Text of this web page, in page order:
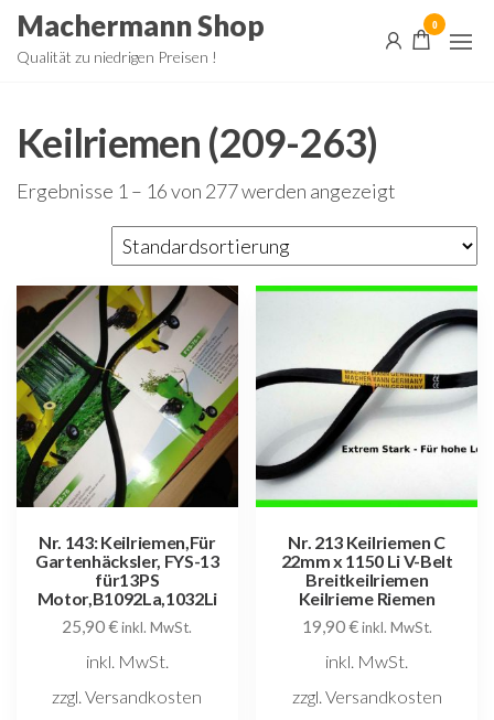
ZumMachermann Shop
Qualität zu niedrigen Preisen !
0
Keilriemen (209-263)
Ergebnisse 1 – 16 von 277 werden angezeigt
Nr. 143: Keilriemen,Für
Gartenhäcksler, FYS-13
für13PS
Motor,B1092La,1032Li
25,90€ inkl. MwSt.
inkl. MwSt.
zzgl. Versandkosten
Nr. 213 Keilriemen C
22mm x 1150 Li V-Belt
Breitkeilriemen
Keilrieme Riemen
19,90€ inkl. MwSt.
inkl. MwSt.
zzgl. Versandkosten